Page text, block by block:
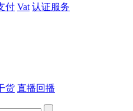
付 Vat 认证服务
货 直播回播